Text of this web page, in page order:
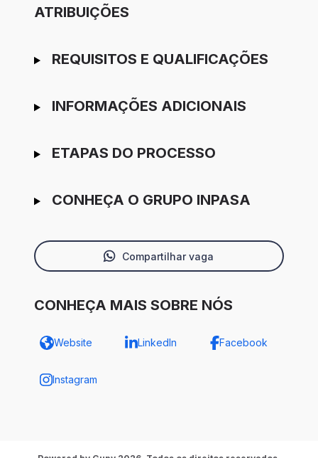
ATRIBUIÇÕES
REQUISITOS E QUALIFICAÇÕES
INFORMAÇÕES ADICIONAIS
ETAPAS DO PROCESSO
CONHEÇA O GRUPO INPASA
Compartilhar vaga
CONHEÇA MAIS SOBRE NÓS
Website LinkedIn Facebook
Instagram